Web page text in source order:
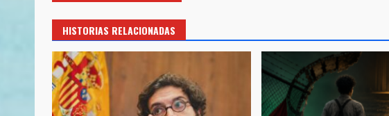
HISTORIAS RELACIONADAS